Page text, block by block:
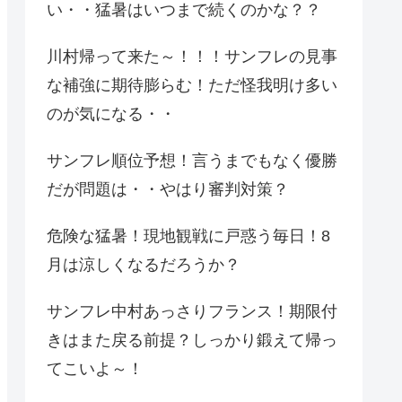
い・・猛暑はいつまで続くのかな？？
川村帰って来た～！！！サンフレの見事
な補強に期待膨らむ！ただ怪我明け多い
のが気になる・・
サンフレ順位予想！言うまでもなく優勝
だが問題は・・やはり審判対策？
危険な猛暑！現地観戦に戸惑う毎日！8
月は涼しくなるだろうか？
サンフレ中村あっさりフランス！期限付
きはまた戻る前提？しっかり鍛えて帰っ
てこいよ～！